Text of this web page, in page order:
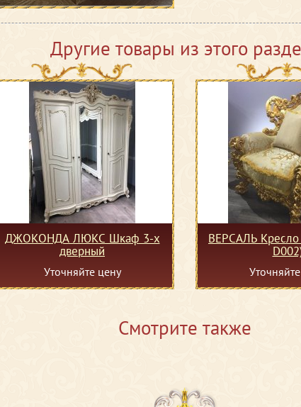
Другие товары из этого
ДЖОКОНДА ЛЮКС Шкаф 3-х
дверный
Уточняйте цену
ВЕРСАЛЬ Кресло
Смотрите также